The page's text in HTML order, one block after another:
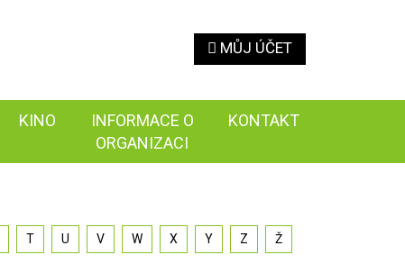
MŮJ ÚČET
KINO
INFORMACE O
ORGANIZACI
KONTAKT
T U V W X Y Z Ž